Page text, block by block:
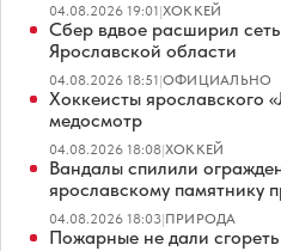
04.08.2026 19:01|ХОККЕЙ
Сбер вдвое расширил
Ярославской области
04.08.2026 18:51|ОФИЦИАЛЬНО
Хоккеисты ярославского
медосмотр
04.08.2026 18:08|ХОККЕЙ
Вандалы спилили
ярославскому памятнику
04.08.2026 18:03|ПРИРОДА
Пожарные не дали